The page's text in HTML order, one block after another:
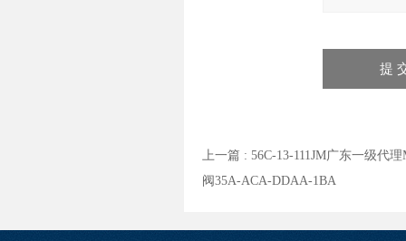
上一篇 : 56C-13-111JM广东一级代
阀35A-ACA-DDAA-1BA